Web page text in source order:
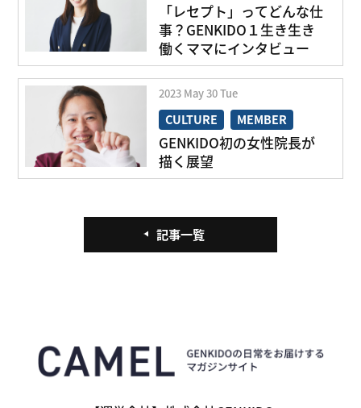
転職理由
「レセプト」ってどんな仕
事？GENKIDO１生き生き
働くママにインタビュー
2023 May30Tue
CULTURE
MEMBER
転職理由
GENKIDO初の女性院長が
描く展望
記事一覧